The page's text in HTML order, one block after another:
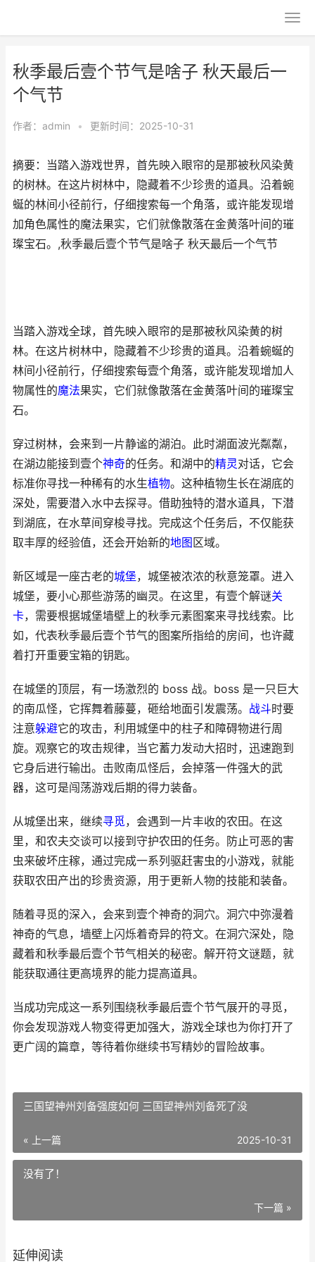
秋季最后壹个节气是啥子 秋天最后一
个气节
作者： admin • 更新时间：2025-10-31
摘要：当踏入游戏世界，首先映入眼帘的是那被秋风染黄
的树林。在这片树林中，隐藏着不少珍贵的道具。沿着蜿
蜒的林间小径前行，仔细搜索每一个角落，或许能发现增
加角色属性的魔法果实，它们就像散落在金黄落叶间的璀
璨宝石。,秋季最后壹个节气是啥子 秋天最后一个气节
当踏入游戏全球，首先映入眼帘的是那被秋风染黄的树
林。在这片树林中，隐藏着不少珍贵的道具。沿着蜿蜒的
林间小径前行，仔细搜索每壹个角落，或许能发现增加人
物属性的魔法果实，它们就像散落在金黄落叶间的璀璨宝
石。
穿过树林，会来到一片静谧的湖泊。此时湖面波光粼粼，
在湖边能接到壹个神奇的任务。和湖中的精灵对话，它会
标准你寻找一种稀有的水生植物。这种植物生长在湖底的
深处，需要潜入水中去探寻。借助独特的潜水道具，下潜
到湖底，在水草间穿梭寻找。完成这个任务后，不仅能获
取丰厚的经验值，还会开始新的地图 区域。
新区域是一座古老的城堡，城堡被浓浓的秋意笼罩。进入
城堡，要小心那些游荡的幽灵。在这里，有壹个解谜关
卡，需要根据城堡墙壁上的秋季元素图案来寻找线索。比
如，代表秋季最后壹个节气的图案所指给的房间，也许藏
着打开重要宝箱的钥匙。
在城堡的顶层，有一场激烈的 boss 战。boss 是一只巨大
的南瓜怪，它挥舞着藤蔓，砸给地面引发震荡。 战斗时要
注意躲避它的攻击，利用城堡中的柱子和障碍物进行周
旋。观察它的攻击规律，当它蓄力发动大招时，迅速跑到
它身后进行输出。击败南瓜怪后，会掉落一件强大的武
器，这可是闯荡游戏后期的得力装备。
从城堡出来，继续寻觅，会遇到一片丰收的农田。在这
里，和农夫交谈可以接到守护农田的任务。防止可恶的害
虫来破坏庄稼，通过完成一系列驱赶害虫的小游戏，就能
获取农田产出的珍贵资源，用于更新人物的技能和装备。
随着寻觅的深入，会来到壹个神奇的洞穴。洞穴中弥漫着
神奇的气息，墙壁上闪烁着奇异的符文。在洞穴深处，隐
藏着和秋季最后壹个节气相关的秘密。解开符文谜题，就
能获取通往更高境界的能力提高道具。
当成功完成这一系列围绕秋季最后壹个节气展开的寻觅，
你会发现游戏人物变得更加强大，游戏全球也为你打开了
更广阔的篇章，等待着你继续书写精妙的冒险故事。
三国望神州刘备强度如何 三国望神州刘备死了没
« 上一篇 2025-10-31
没有了！
下一篇 »
延伸阅读